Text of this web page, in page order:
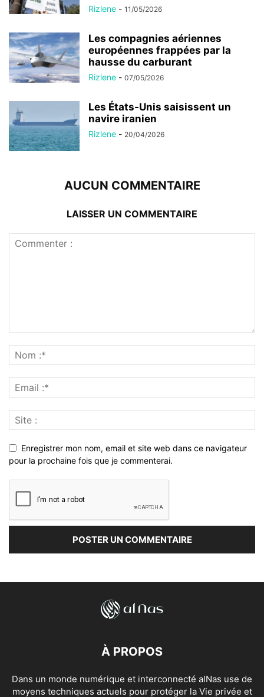
Rizlene - 11/05/2026
Les compagnies aériennes
européennes frappées par la
hausse du carburant
Rizlene - 07/05/2026
Les États-Unis saisissent un
navire iranien
Rizlene - 20/04/2026
AUCUN COMMENTAIRE
LAISSER UN COMMENTAIRE
Enregistrer mon nom, email et site web dans ce navigateur
pour la prochaine fois que je commenterai.
À PROPOS
Dans un monde numérique et interconnecté alNas use de
moyens techniques actuels pour protéger la Vie privée et